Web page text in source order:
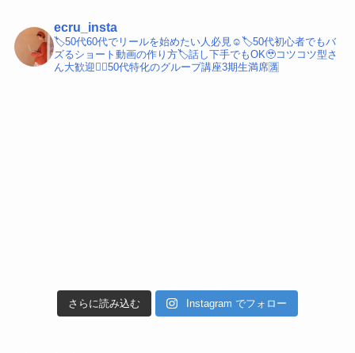
ecru_insta
🏷️50代60代でリールを始めたい人必見☺️🏷️50代初心者でもバ
ズるショート動画の作り方🏷️話し下手でもOK🥹コツコツ型さ
ん大歓迎💁‍♀️50代特化のグループ講座3期生満席🈵
さらに読み込む Instagram でフォロー